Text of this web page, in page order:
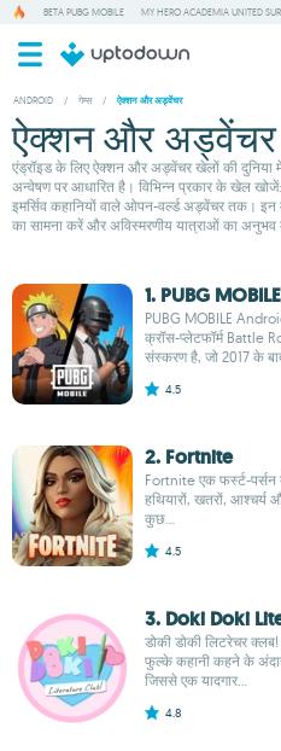
BETA PUBG MOBILE MY HERO ACADEMIA UNITED
ANDROID / गेम्स / ऐक्शन और अड्वेंचर
ऐक्शन और अड्वेंचर
एंड्रॉइड के लिए ऐक्शन और अड्वेंचर खेलों की
अन्वेषण पर आधारित है। विभिन्न प्रकार के खेल
इमर्सिव कहानियों वाले ओपन-वर्ल्ड अड्वेंचर तक।
का सामना करें और अविस्मरणीय यात्राओं का अनुभव
1. PUBG MOBILE
PUBG MOBILE
क्रॉस-प्लेटफॉर्म Battle
संस्करण है, जो 2017 के
4.5
2. Fortnite
Fortnite एक फर्स्ट-पर्सन
हथियारों, खतरों,
कुछ...
4.5
3. Doki Doki
डोकी डोकी लिटरेचर
फुल्के कहानी कहने के
जिससे एक यादगार...
4.8